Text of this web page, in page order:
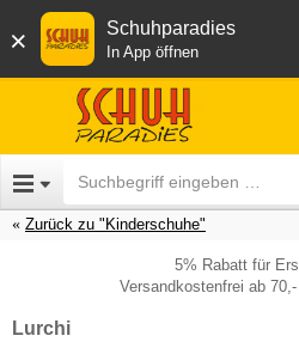
× Schuhparadies
In App öffnen
Zurück zu "Kinderschuhe"
5% Rabatt für
Versandkostenfrei ab
Lurchi